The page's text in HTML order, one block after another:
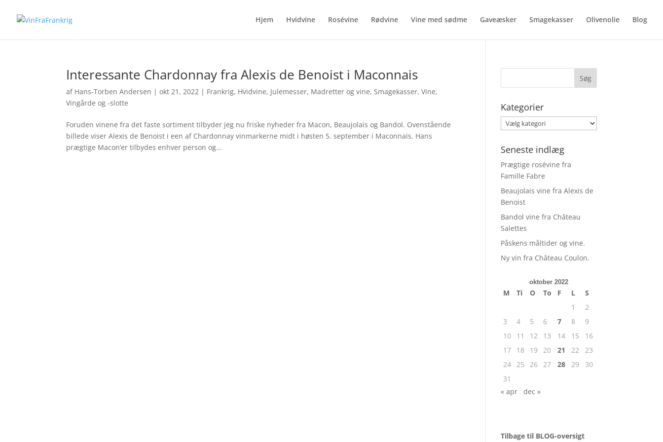
Hjem Hvidvine Rosévine Rødvine Vine med sødme Gaveæsker Smagekasser Olivenolie Blog
Interessante Chardonnay fra Alexis de Benoist i Maconnais
af Hans-Torben Andersen |okt 21, 2022 | Frankrig, Hvidvine, Julemesser, Madretter og vine,Smagekasser,Vine,
Vingårde og -slotte
Foruden vinene fra det faste sortiment tilbyder jeg nu friske nyheder fra Macon, Beaujolais og Bandol. Ovenstående
billede viser Alexis de Benoist i een af Chardonnay vinmarkerne midt i høsten 5. september i Maconnais. Hans
prægtige Macon’er tilbydes enhver person og...
Kategorier
Kategorier
Seneste indlæg
Prægtige rosévine fra
Famille Fabre
Beaujolais vine fra Alexis de
Benoist
Bandol vine fra Château
Salettes
Påskens måltider og vine.
Ny vin fra Château Coulon.
oktober 2022
M Ti O To F L
S
1
2
3
4 5 6 7 8
9
10
11 12 13 14 15
16
17
18 19 20 21 22
23
24 25 26 27 28 29
30
31
« apr
dec »
Tilbage til BLOG-oversigt